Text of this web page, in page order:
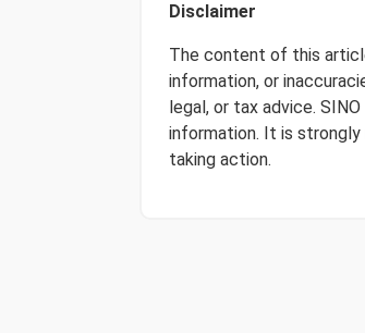
Disclaimer
The content of this
information, or
legal, or tax advice.
information. It is
taking action.